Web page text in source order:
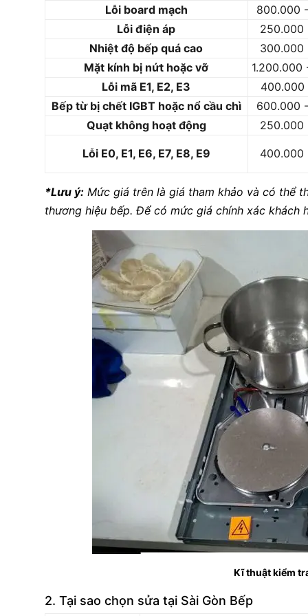
Lỗi board mạch
800.000
Lỗi điện áp
250.000
Nhiệt độ bếp quá cao
300.000
Mặt kính bị nứt hoặc vỡ
Lỗi mã E1, E2, E3
Bếp từ bị chết IGBT hoặc nổ cầu chì
600.000
Quạt không hoạt động
250.000
Lỗi E0, E1, E6, E7, E8, E9 400.000
*Lưu ý:Mức giá trên là giá tham khảo và có thể
thương hiệu bếp. Để có mức giá chính xác
Kĩ thuật kiểm
2. Tại sao chọn sửa tại Sài Gòn Bếp